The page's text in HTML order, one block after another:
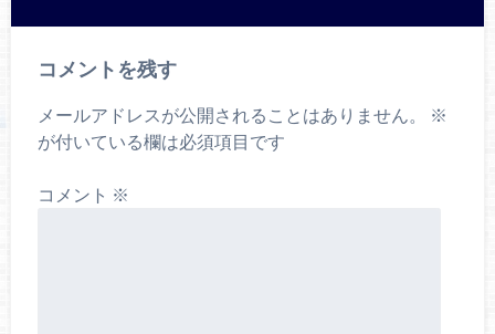
コメントを残す
メールアドレスが公開されることはありません。
※
が付いている欄は必須項目です
コメント ※